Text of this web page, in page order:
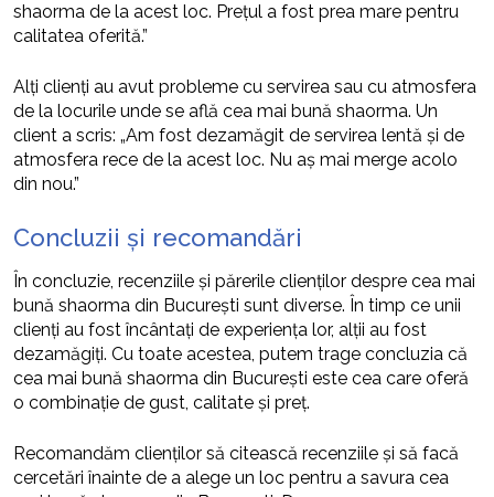
shaorma de la acest loc. Prețul a fost prea mare pentru
calitatea oferită.”
Alți clienți au avut probleme cu servirea sau cu atmosfera
de la locurile unde se află cea mai bună shaorma. Un
client a scris: „Am fost dezamăgit de servirea lentă și de
atmosfera rece de la acest loc. Nu aș mai merge acolo
din nou.”
Concluzii și recomandări
În concluzie, recenziile și părerile clienților despre cea mai
bună shaorma din București sunt diverse. În timp ce unii
clienți au fost încântați de experiența lor, alții au fost
dezamăgiți. Cu toate acestea, putem trage concluzia că
cea mai bună shaorma din București este cea care oferă
o combinație de gust, calitate și preț.
Recomandăm clienților să citească recenziile și să facă
cercetări înainte de a alege un loc pentru a savura cea